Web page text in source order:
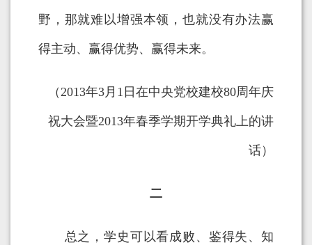
野，那就难以增强本领，也就没有办法赢
得主动、赢得优势、赢得未来。
（2013年3月1日在中央党校建校80周年庆
祝大会暨2013年春季学期开学典礼上的讲
话）
二
总之，学史可以看成败、鉴得失、知